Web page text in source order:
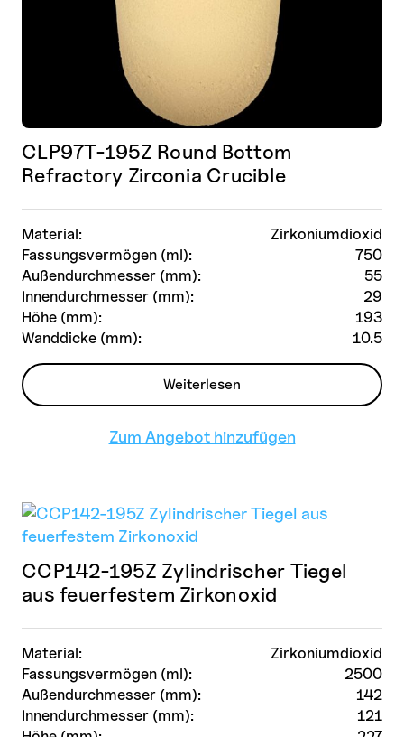
Material:
Zirkoniumdioxid
Fassungsvermögen (ml):
750
Außendurchmesser (mm):
55
Innendurchmesser (mm):
29
Höhe (mm):
193
Wanddicke (mm):
10.5
CLP97T-195Z Round Bottom
Refractory Zirconia Crucible
Weiterlesen
Zum Angebot hinzufügen
Material:
Zirkoniumdioxid
Fassungsvermögen (ml):
2500
Außendurchmesser (mm):
142
Innendurchmesser (mm):
121
CCP142-195Z Zylindrischer Tiegel
aus feuerfestem Zirkonoxid